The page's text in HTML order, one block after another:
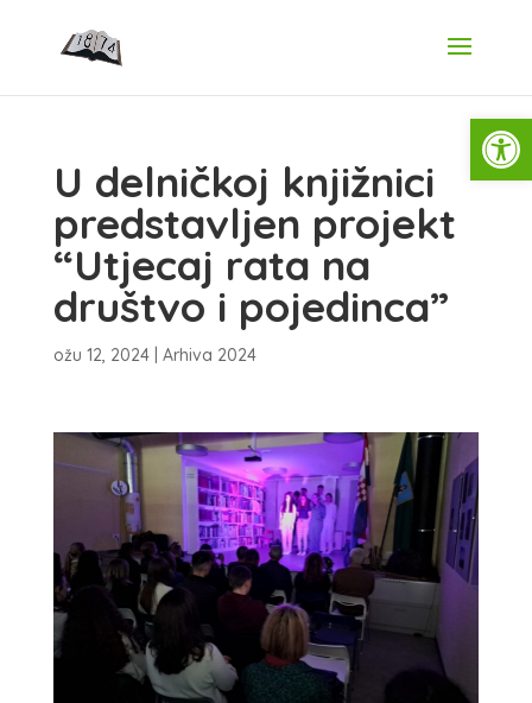
U delničkoj knjižnici
predstavljen projekt
“Utjecaj rata na
društvo i pojedinca”
ožu 12, 2024| Arhiva 2024